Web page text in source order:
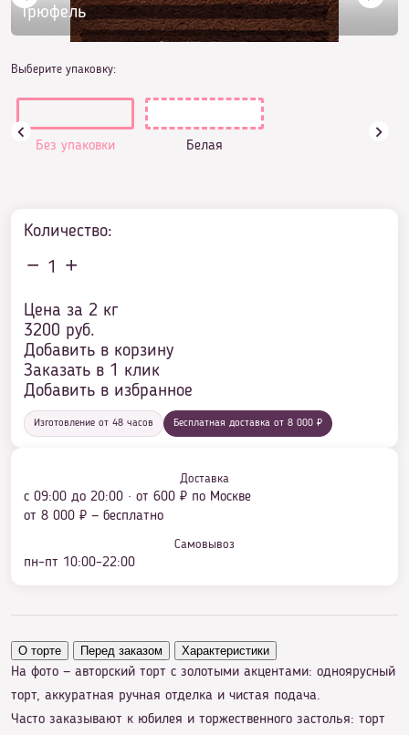
Трюфель
Выберите упаковку:
Без упаковки Белая
Количество:
1
Цена за 2 кг
3200 руб.
Добавить в корзину
Заказать в 1 клик
Добавить в избранное
Изготовление от 48 часов Бесплатная доставка от 8 000 ₽
Доставка
с 09:00 до 20:00 · от 600 ₽ по Москве
от 8 000 ₽ — бесплатно
Самовывоз
пн–пт 10:00–22:00
О торте Перед заказом Характеристики
На фото — авторский торт с золотыми акцентами: одноярусный
торт, аккуратная ручная отделка и чистая подача.
Часто заказывают к юбилея и торжественного застолья: торт